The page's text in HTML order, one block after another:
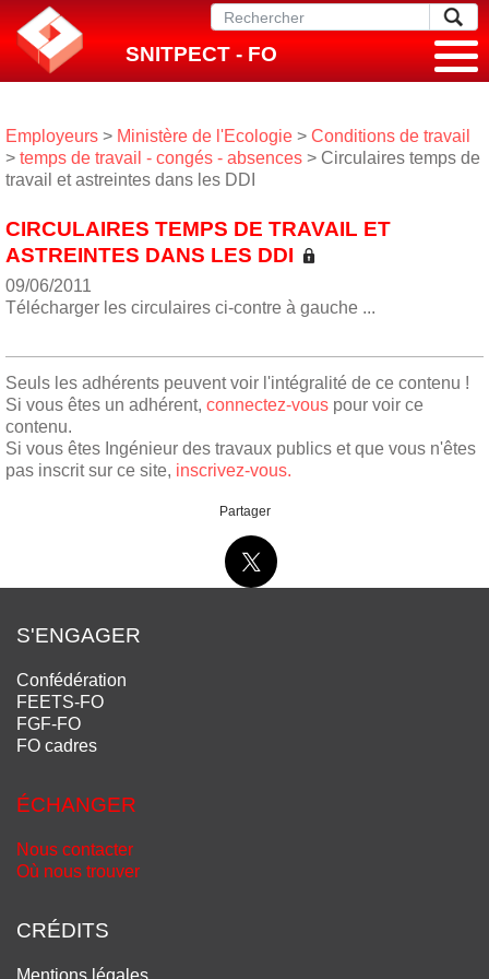
SNITPECT - FO
Employeurs > Ministère de l'Ecologie > Conditions de travail
> temps de travail - congés - absences > Circulaires temps de
travail et astreintes dans les DDI
CIRCULAIRES TEMPS DE TRAVAIL ET
ASTREINTES DANS LES DDI
09/06/2011
Télécharger les circulaires ci-contre à gauche ...
Seuls les adhérents peuvent voir l'intégralité de ce contenu !
Si vous êtes un adhérent, connectez-vous pour voir ce
contenu.
Si vous êtes Ingénieur des travaux publics et que vous n'êtes
pas inscrit sur ce site, inscrivez-vous.
Partager
S'ENGAGER
Confédération
FEETS-FO
FGF-FO
FO cadres
ÉCHANGER
Nous contacter
Où nous trouver
CRÉDITS